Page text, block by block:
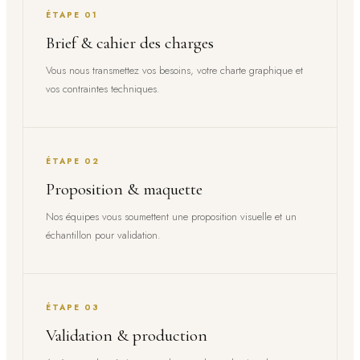
ÉTAPE 01
Brief & cahier des charges
Vous nous transmettez vos besoins, votre charte graphique et
vos contraintes techniques.
ÉTAPE 02
Proposition & maquette
Nos équipes vous soumettent une proposition visuelle et un
échantillon pour validation.
ÉTAPE 03
Validation & production